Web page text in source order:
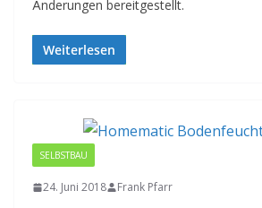
Änderungen bereitgestellt.
Weiterlesen
SELBSTBAU
24. Juni 2018 Frank Pfarr